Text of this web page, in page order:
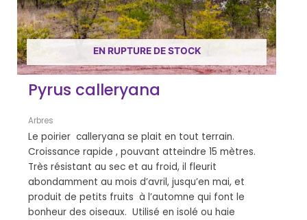
EN RUPTURE DE STOCK
Pyrus calleryana
Arbres
Le poirier calleryana se plait en tout terrain.
Croissance rapide , pouvant atteindre 15 mètres.
Très résistant au sec et au froid, il fleurit
abondamment au mois d’avril, jusqu’en mai, et
produit de petits fruits à l’automne qui font le
bonheur des oiseaux. Utilisé en isolé ou haie